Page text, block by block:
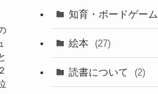
知育・ボードゲー
絵本 (27)
読書について (2)